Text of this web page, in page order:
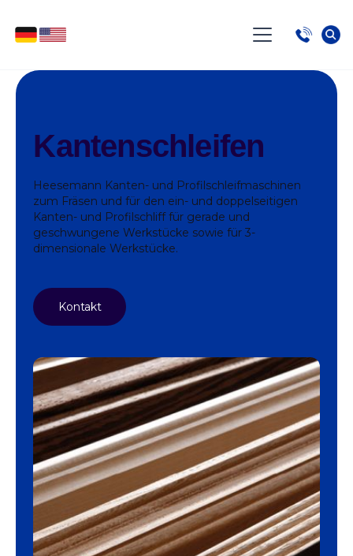
Kantenschleifen
Heesemann Kanten- und Profilschleifmaschinen
zum Fräsen und für den ein- und doppelseitigen
Kanten- und Profilschliff für gerade und
geschwungene Werkstücke sowie für 3-
dimensionale Werkstücke.
Kontakt